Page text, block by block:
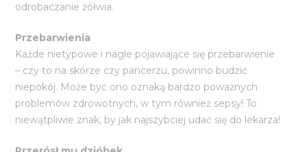
odrobaczanie żółwia.
Przebarwienia
Każde nietypowe i nagle pojawiające się przebarwienie
– czy to na skórze czy pancerzu, powinno budzić
niepokój. Może być ono oznaką bardzo poważnych
problemów zdrowotnych, w tym również sepsy! To
niewątpliwie znak, by jak najszybciej udać się do lekarza!